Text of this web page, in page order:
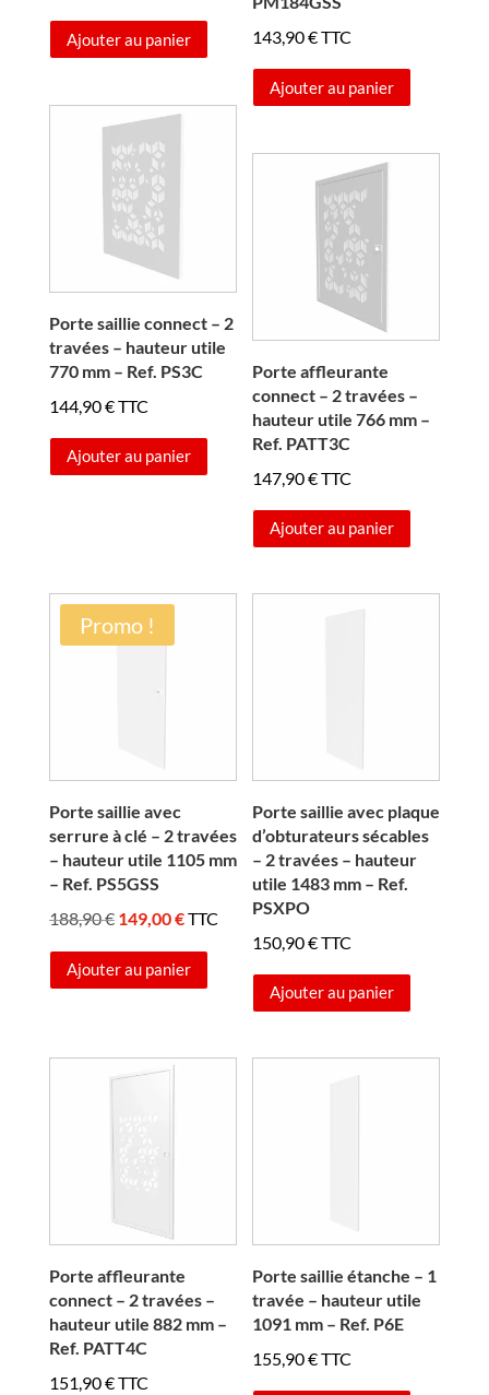
Ajouter au panier
143,90€TTC
Ajouter au panier
Porte saillie connect – 2
travées – hauteur utile
770 mm – Ref. PS3C
144,90€TTC
Ajouter au panier
Porte affleurante
connect – 2 travées –
hauteur utile 766 mm –
Ref. PATT3C
147,90€TTC
Ajouter au panier
Promo !
Porte saillie avec
serrure à clé – 2 travées
– hauteur utile 1105 mm
– Ref. PS5GSS
188,90€ Le
initial
149,00€Le
actuel
TTC
Ajouter au panier
Porte saillie avec plaque
d’obturateurs sécables
– 2 travées – hauteur
utile 1483 mm – Ref.
PSXPO
150,90€TTC
Ajouter au panier
Porte affleurante
connect – 2 travées –
hauteur utile 882 mm –
Ref. PATT4C
151,90€TTC
Porte saillie étanche – 1
travée – hauteur utile
1091 mm – Ref. P6E
155,90€TTC